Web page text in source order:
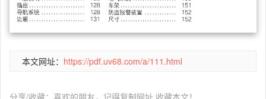
本文网址： https://pdf.uv68.com/a/111.html